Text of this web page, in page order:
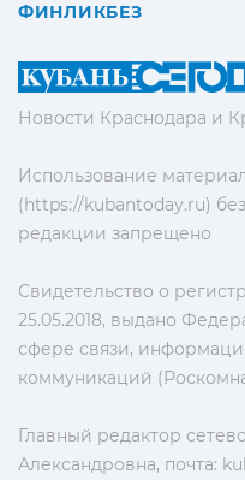
Новости Краснодара и
Использование
(https://kubantoday.ru)
редакции запрещено
Свидетельство о
25.05.2018, выдано
сфере связи,
коммуникаций
Главный редактор
Александровна, почта:
ФИНЛИКБЕЗ